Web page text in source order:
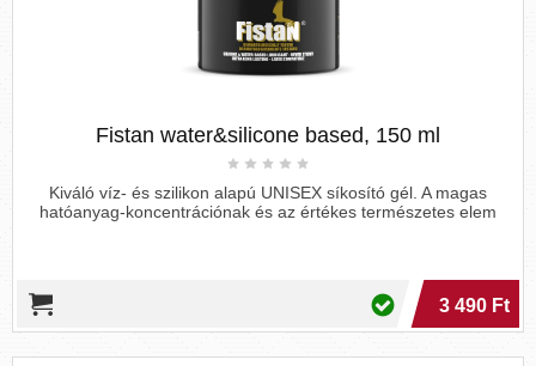
Fistan water&silicone based, 150 ml
Kiváló víz- és szilikon alapú UNISEX síkosító gél. A magas
hatóanyag-koncentrációnak és az értékes természetes elem
3 490 Ft